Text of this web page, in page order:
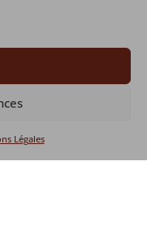
Légales